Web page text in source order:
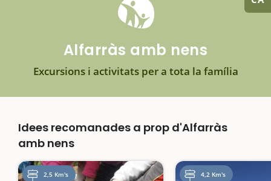
Alfarràs amb nens
Excursions i activitats per a tota la família
Idees recomanades a prop d'Alfarràs
amb nens
2,5 Km's 4,2 Km's